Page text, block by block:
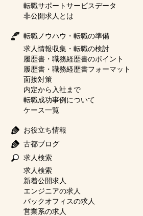
転職サポートサービスデータ
非公開求人とは
転職ノウハウ・転職の準備
求人情報収集・転職の検討
履歴書・職務経歴書のポイント
履歴書・職務経歴書フォーマット
面接対策
内定から入社まで
転職成功事例について
ケース一覧
お役立ち情報
古都ブログ
求人検索
求人検索
新着公開求人
エンジニアの求人
バックオフィスの求人
営業系の求人